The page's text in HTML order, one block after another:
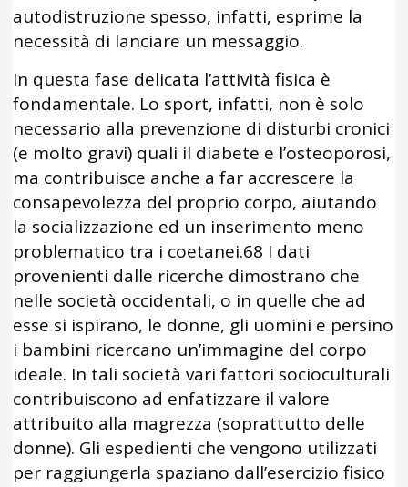
autodistruzione spesso, infatti, esprime la
necessità di lanciare un messaggio.
In questa fase delicata l’attività fisica è
fondamentale. Lo sport, infatti, non è solo
necessario alla prevenzione di disturbi cronici
(e molto gravi) quali il diabete e l’osteoporosi,
ma contribuisce anche a far accrescere la
consapevolezza del proprio corpo, aiutando
la socializzazione ed un inserimento meno
problematico tra i coetanei.68 I dati
provenienti dalle ricerche dimostrano che
nelle società occidentali, o in quelle che ad
esse si ispirano, le donne, gli uomini e persino
i bambini ricercano un’immagine del corpo
ideale. In tali società vari fattori socioculturali
contribuiscono ad enfatizzare il valore
attribuito alla magrezza (soprattutto delle
donne). Gli espedienti che vengono utilizzati
per raggiungerla spaziano dall’esercizio fisico